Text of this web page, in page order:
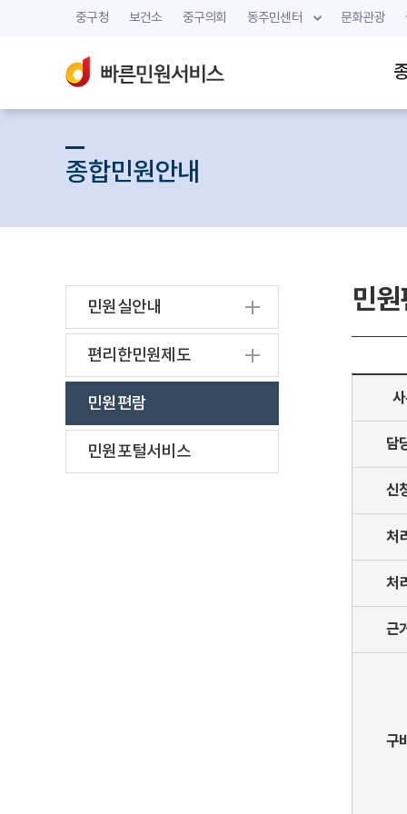
중구청 보건소 중구의회 동주민센터 문화관광
종합민원안내
민원실안내
편리한민원제도
민원편람
민원포털서비스
민
담
신
처
처
근
구